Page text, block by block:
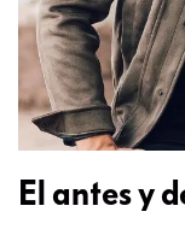
El antes y